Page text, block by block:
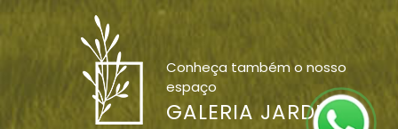
Conheça também o nosso
espaço
GALERIA JARDIM